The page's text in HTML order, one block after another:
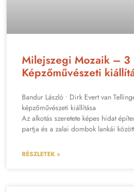
Milejszegi Mozaik – 3
Képzőművészeti
Bandur László • Dirk Evert van
képzőművészeti kiállítása
Az alkotás szeretete képes hidat
partja és a zalai dombok lankái
RÉSZLETEK »